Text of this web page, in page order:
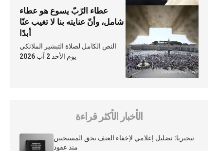
عطاء الرّبّ يسوع هو عطاء
شامل، وأنّ عنايته بنا لا تغيب عنّا
أبدًا
النص الكامل لصلاة التبشير الملائكي
يوم الأحد 2 آب 2026
الأخبار الأكثر قراءة
نيجيريا: تضليل إعلامي لإخفاء العنف بحق المسيحيين
منذ عقود